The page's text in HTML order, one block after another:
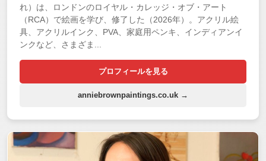
れ）は、ロンドンのロイヤル・カレッジ・オブ・アート
（RCA）で絵画を学び、修了した（2026年）。アクリル絵
具、アクリルインク、PVA、家庭用ペンキ、インディアンイ
ンクなど、さまざま...
プロフィールを見る
anniebrownpaintings.co.uk →